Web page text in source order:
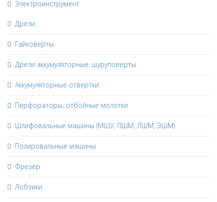
Электроинструмент
Дрели
Гайковерты
Дрели аккумуляторные, шуруповерты
Аккумуляторные отвертки
Перфораторы, отбойные молотки
Шлифовальные машины (МШУ, ПШМ, ЛШМ, ЭШМ)
Полировальные машины
Фрезер
Лобзики